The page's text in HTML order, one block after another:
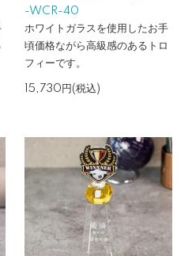
-WCR-40
ホワイトガラスを使用したお手
頃価格ながら高級感のあるトロ
フィーです。
15,730円(税込)